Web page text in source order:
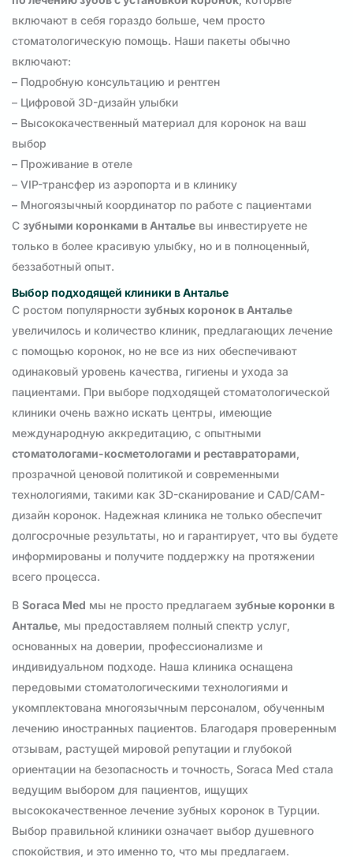
включают в себя гораздо больше, чем просто
стоматологическую помощь. Наши пакеты обычно
включают:
– Подробную консультацию и рентген
– Цифровой 3D-дизайн улыбки
– Высококачественный материал для коронок на ваш
выбор
– Проживание в отеле
– VIP-трансфер из аэропорта и в клинику
– Многоязычный координатор по работе с пациентами
С зубными коронками в Анталье вы инвестируете не
только в более красивую улыбку, но и в полноценный,
беззаботный опыт.
Выбор подходящей клиники в Анталье
С ростом популярности зубных коронок в Анталье
увеличилось и количество клиник, предлагающих лечение
с помощью коронок, но не все из них обеспечивают
одинаковый уровень качества, гигиены и ухода за
пациентами. При выборе подходящей стоматологической
клиники очень важно искать центры, имеющие
международную аккредитацию, с опытными
стоматологами-косметологами и реставраторами,
прозрачной ценовой политикой и современными
технологиями, такими как 3D-сканирование и CAD/CAM-
дизайн коронок. Надежная клиника не только обеспечит
долгосрочные результаты, но и гарантирует, что вы будете
информированы и получите поддержку на протяжении
всего процесса.
В Soraca Med мы не просто предлагаем зубные коронки в
Анталье, мы предоставляем полный спектр услуг,
основанных на доверии, профессионализме и
индивидуальном подходе. Наша клиника оснащена
передовыми стоматологическими технологиями и
укомплектована многоязычным персоналом, обученным
лечению иностранных пациентов. Благодаря проверенным
отзывам, растущей мировой репутации и глубокой
ориентации на безопасность и точность, Soraca Med стала
ведущим выбором для пациентов, ищущих
высококачественное лечение зубных коронок в Турции.
Выбор правильной клиники означает выбор душевного
спокойствия, и это именно то, что мы предлагаем.